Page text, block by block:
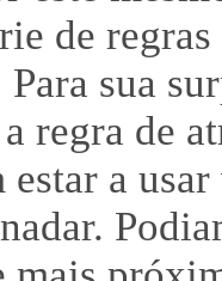
de
sua
regra de
a